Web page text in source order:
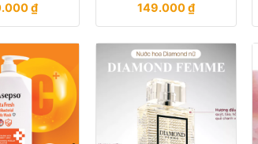
₫ 149.000₫